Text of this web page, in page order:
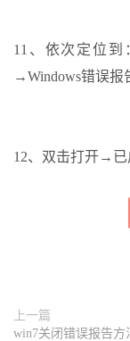
11、依次定位
→Windows错误报
12、双击打开→已
上一篇
win7关闭错误报告方